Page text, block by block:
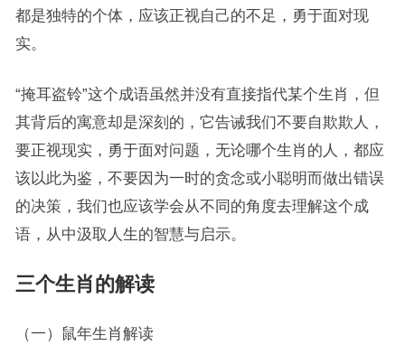
都是独特的个体，应该正视自己的不足，勇于面对现
实。
“掩耳盗铃”这个成语虽然并没有直接指代某个生肖，但
其背后的寓意却是深刻的，它告诫我们不要自欺欺人，
要正视现实，勇于面对问题，无论哪个生肖的人，都应
该以此为鉴，不要因为一时的贪念或小聪明而做出错误
的决策，我们也应该学会从不同的角度去理解这个成
语，从中汲取人生的智慧与启示。
三个生肖的解读
（一）鼠年生肖解读